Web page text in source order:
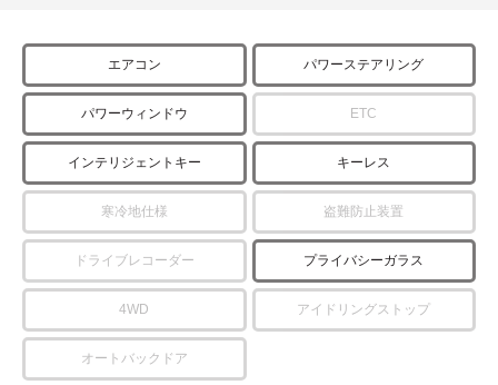
エアコン パワーステアリング
パワーウィンドウ ETC
インテリジェントキー キーレス
寒冷地仕様 盗難防止装置
ドライブレコーダー プライバシーガラス
4WD アイドリングストップ
オートバックドア